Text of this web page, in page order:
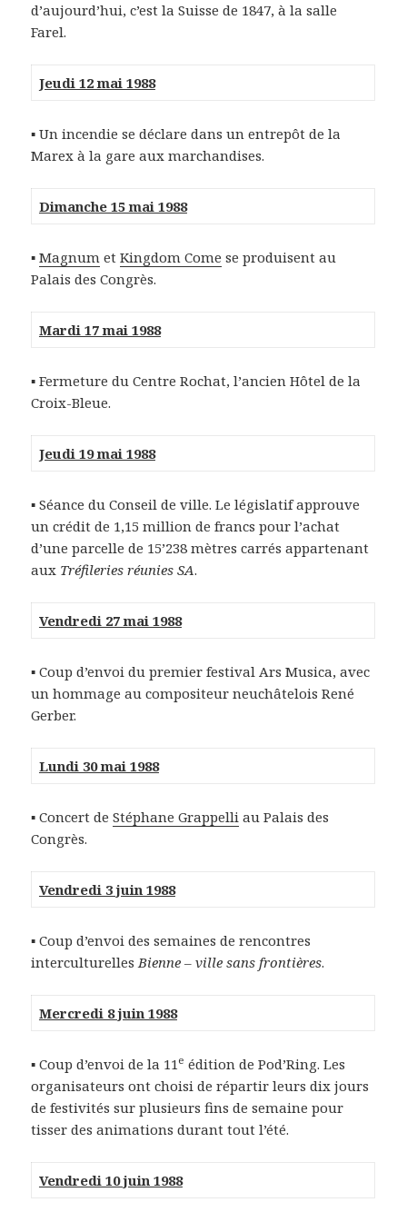
d’aujourd’hui, c’est la Suisse de 1847, à la salle
Farel.
Jeudi 12 mai 1988
▪ Un incendie se déclare dans un entrepôt de la
Marex à la gare aux marchandises.
Dimanche 15 mai 1988
▪Magnum etKingdom Come se produisent au
Palais des Congrès.
Mardi 17 mai 1988
▪ Fermeture du Centre Rochat, l’ancien Hôtel de la
Croix-Bleue.
Jeudi 19 mai 1988
▪ Séance du Conseil de ville. Le législatif approuve
un crédit de 1,15 million de francs pour l’achat
d’une parcelle de 15’238 mètres carrés appartenant
aux Tréfileries réunies SA.
Vendredi 27 mai 1988
▪ Coup d’envoi du premier festival Ars Musica, avec
un hommage au compositeur neuchâtelois René
Gerber.
Lundi 30 mai 1988
▪ Concert deStéphane Grappelli au Palais des
Congrès.
Vendredi 3 juin 1988
▪ Coup d’envoi des semaines de rencontres
interculturellesBienne – ville sans frontières.
Mercredi 8 juin 1988
▪ Coup d’envoi de la 11e édition de Pod’Ring. Les
organisateurs ont choisi de répartir leurs dix jours
de festivités sur plusieurs fins de semaine pour
tisser des animations durant tout l’été.
Vendredi 10 juin 1988